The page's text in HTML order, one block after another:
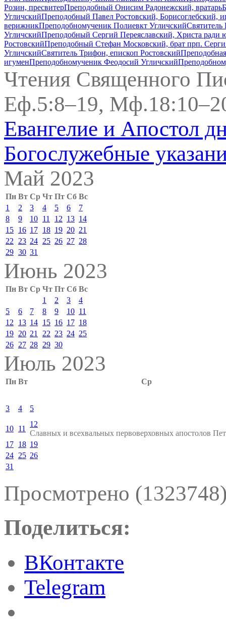
Розин, пресвитерПреподобный Онисим Радонежский, вратарь
УгличскийПреподобный Павел Ростовский, Борисоглебский,
верижникПреподобномученик Полиевкт УгличскийСвятитель
УгличскийПреподобный Сергий Переяславский, Христа ради
РостовскийПреподобный Стефан Московский, брат прп.
УгличскийСвятитель Трифон, епископ Ростовский
игуменПреподобномученик Феодосий Угличский
Чтения Священного
Еф.5:8–19,
Евангелие и Апостол
Богослужебные
Май 2023
Пн Вт Ср Чт Пт Сб Вс
1
2 3 4 5 6
7
8
9 10 11 12 13 14
15 16 17 18 19 20 21
22
23 24 25 26 27 28
29 30 31
Июнь 2023
Пн Вт Ср Чт Пт Сб Вс
1
2 3
4
5
6 7 8 9 10 11
12
13 14 15 16 17 18
19 20 21 22 23 24 25
26 27 28 29 30
Июль 2023
Пн Вт Ср
3 4 5
10 11
12
Славных и всехвальных первоверховных апостолов
17 18 19
24 25 26
31
Просмотрено
Поделиться:
ВКонтакте
Telegram